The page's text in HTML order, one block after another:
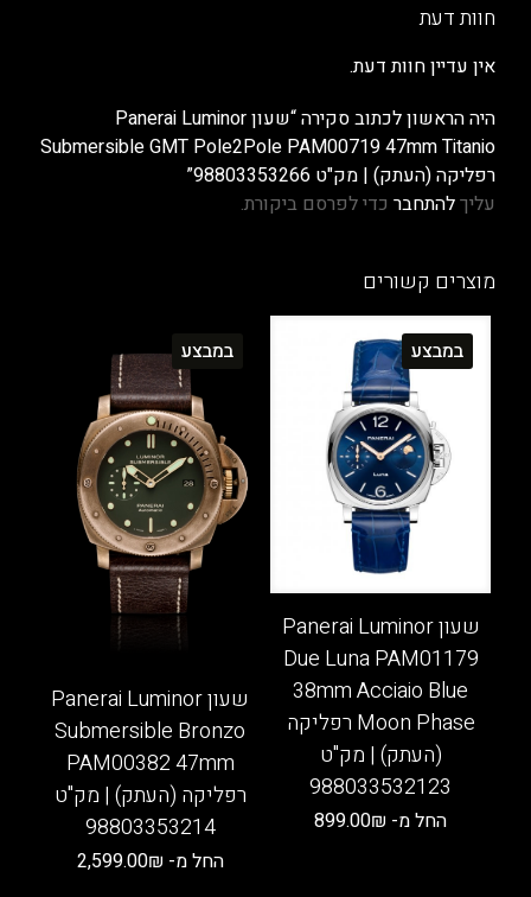
חוות דעת
אין עדיין חוות דעת.
היה הראשון לכתוב סקירה “שעון Panerai Luminor
Submersible GMT Pole2Pole PAM00719 47mm Titanio
רפליקה (העתק) | מק"ט 98803353266”
עליךלהתחבר כדי לפרסם ביקורת.
מוצרים קשורים
במבצע
שעון Panerai Luminor
Due Luna PAM01179
38mm Acciaio Blue
Moon Phase רפליקה
(העתק) | מק"ט
988033532123
החל מ- 899.00₪
במבצע
שעון Panerai Luminor
Submersible Bronzo
PAM00382 47mm
רפליקה (העתק) | מק"ט
98803353214
החל מ- 2,599.00₪